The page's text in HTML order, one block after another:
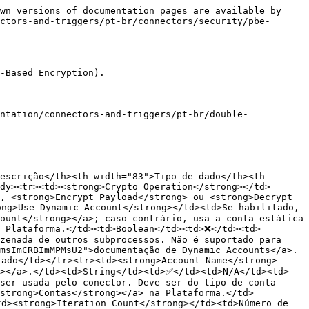
table>

{% endtab %}

{% tab title="Documentation" %}

| Parameter         | Descrição                                                                                          | Tipo de dado | Supports DB | Valor default |
| ----------------- | -------------------------------------------------------------------------------------------------- | ------------ | ----------- | ------------- |
| **Documentation** | Campo opcional para descrever a configuração do conector e quaisquer regras de negócio relevantes. | String       | ❌           | N/A           |
| {% endtab %}      |                                                                                                    |              |             |               |
| {% endtabs %}     |                                                                                                    |              |             |               |

### **Fluxo de mensagens**

#### **Criptografar via fields**

**Entrada**

```json
{  
    "accountLabel": "account",  
    "params": {    
        "operation": "encrypt_fields",    
        "iterationCount": 1000,    
        "keyType": "STRING",    
        "algorithm": "PBEWithMD5AndDES",    
        "encryptedFields": "a.test",    
        "failOnError": true  
    }
}
```

**Payload**

```json
{  
    "a": {    
        "test": "test"  
    }
}
```

**Saída**

```json
{  
    "a": {    
        "test": "ZmRmcw=="  
    },  
    "_salt": "ZmRmcwZmRmcw=="
}
```

#### **Descriptografar via fields**

**Entrada**

```json
{  
    "accountLabel": "account",  
    "params": {    
        "operation": "decrypt_fields",    
        "iterationCount": 1000,    
        "keyType": "STRING",    
        "algorithm": "PBEWithMD5AndDES",    
        "encryptedFields": "a.test",    
        "useSaltFromPayload": true,    
        "salt": "{{ message._salt }}",    
        "failOnError": true  
    }
}
```

**Payload**

```json
{  
    "a": {    
        "test": "ZmRmcw=="  
    },  
    "_salt": "ZmRmcwZmRmcw=="
}
```

**Saída**

```json
{  
    "a": {    
        "test": "test"  
    },  
    "_salt": "ZmRmcwZmRmcw=="
}
```

#### **Criptografar via payload**

**Entrada**

```json
{
    "accountLabel": "pbe",    
        "params": {        
            "operation": "encrypt_payload",        
            "iterationCount": 1000,        
            "payload": "{{ message.a.test }}",        
            "keyType": "STRING",        
            "algorithm": "PBEWithMD5AndDES",        
            "failOnError": true    
        }
    }
```

**Payload**

```json
{  
    "a": {    
        "test": "test"  
    }
}
```

**Saída**

```json
{  
    "a": {    
        "test": "test"  
    },  
    "result": "ZmRmcw==",  
    "_salt": "ZmRmcwZmRmcw=="
}
```

#### **Descriptografar via payload**

**Entrada**

```json
{
    "accountLabel": "pbe",    
    "params": {        
            "operation": "decrypt_payload",        
            "iterationCount": 1000,        
            "payload": "{{ message.a.test }}",        
            "keyType": "STRING",        
            "algorithm": "PBEWithMD5AndDES",        
            "useSaltFromPayload": true,
            "salt": "{{ message._salt }}",        
            "failOnError": true    
     }
}
```

**Payload**

```json
{  
    "a": {    
        "test": "ZmRmcw=="  
    }
}
```

**Saída**

```json
{  
    "a": {    
        "test": "ZmRmcw=="  
    },  
    "result": "test",  
    "_salt": "ZmRmcwZmRmcw=="
}
```